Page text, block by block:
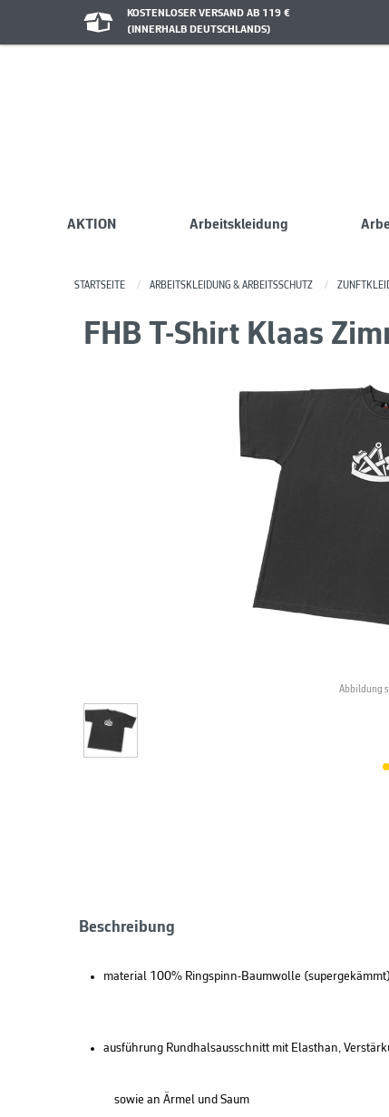
KOSTENLOSER VERSAND AB 119 €
(INNERHALB DEUTSCHLANDS)
AKTION Arbeitskleidung
STARTSEITE ARBEITSKLEIDUNG & ARBEITSSCHUTZ
FHB T-Shirt Klaas
Abbildung
Beschreibung
material100% Ringspinn-Baumwolle
ausführung Rundhalsausschnitt mit Elasthan,
sowie an Ärmel und Saum